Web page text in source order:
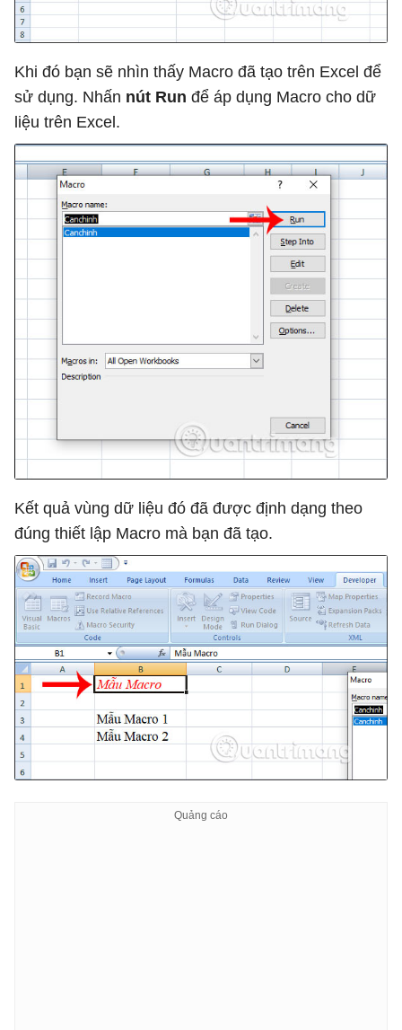
Khi đó bạn sẽ nhìn thấy Macro đã tạo trên Excel để
sử dụng. Nhấn nút Run để áp dụng Macro cho dữ
liệu trên Excel.
Kết quả vùng dữ liệu đó đã được định dạng theo
đúng thiết lập Macro mà bạn đã tạo.